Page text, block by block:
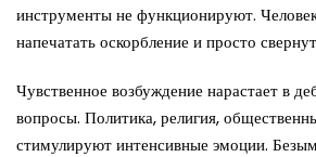
инструменты не функционируют.
напечатать оскорбление и просто
Чувственное возбуждение нарастает в
вопросы. Политика, религия,
стимулируют интенсивные эмоции.